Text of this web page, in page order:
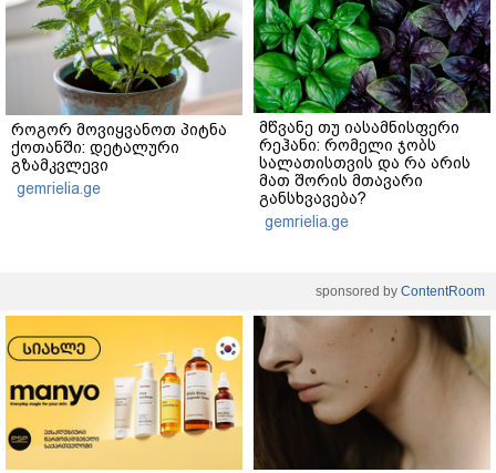
როგორ მოვიყვანოთ პიტნა
ქოთანში: დეტალური
გზამკვლევი
gemrielia.ge
მწვანე თუ იასამნისფერი
რეჰანი: რომელი ჯობს
სალათისთვის და რა არის
მათ შორის მთავარი
განსხვავება?
gemrielia.ge
sponsored by ContentRoom